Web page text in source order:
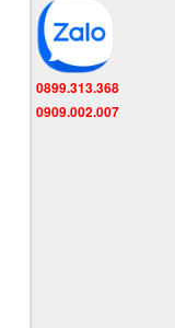
0899.313.368
0909.002.007